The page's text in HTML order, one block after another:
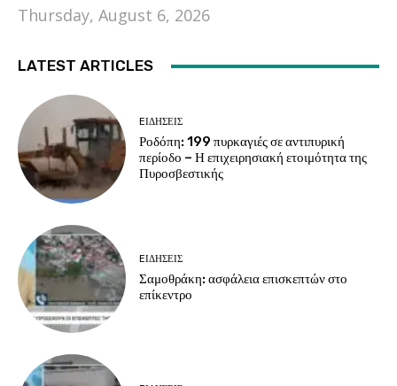
Thursday, August 6, 2026
LATEST ARTICLES
EΙΔΗΣΕΙΣ
Ροδόπη: 199 πυρκαγιές σε αντιπυρική
περίοδο – Η επιχειρησιακή ετοιμότητα της
Πυροσβεστικής
EΙΔΗΣΕΙΣ
Σαμοθράκη: ασφάλεια επισκεπτών στο
επίκεντρο